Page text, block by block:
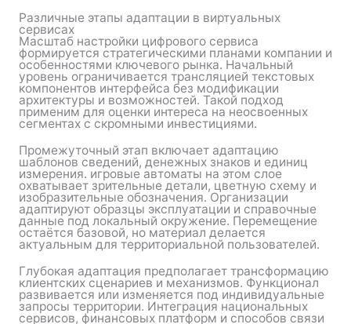
Различные этапы адаптации в виртуальных
сервисах
Масштаб настройки цифрового сервиса
формируется стратегическими планами компании и
особенностями ключевого рынка. Начальный
уровень ограничивается трансляцией текстовых
компонентов интерфейса без модификации
архитектуры и возможностей. Такой подход
применим для оценки интереса на неосвоенных
сегментах с скромными инвестициями.
Промежуточный этап включает адаптацию
шаблонов сведений, денежных знаков и единиц
измерения. игровые автоматы на этом слое
охватывает зрительные детали, цветную схему и
изобразительные обозначения. Организации
адаптируют образцы эксплуатации и справочные
данные под локальный окружение. Перемещение
остаётся базовой, но материал делается
актуальным для территориальной пользователей.
Глубокая адаптация предполагает трансформацию
клиентских сценариев и механизмов. Функционал
развивается или изменяется под индивидуальные
запросы территории. Интеграция национальных
сервисов, финансовых платформ и способов связи